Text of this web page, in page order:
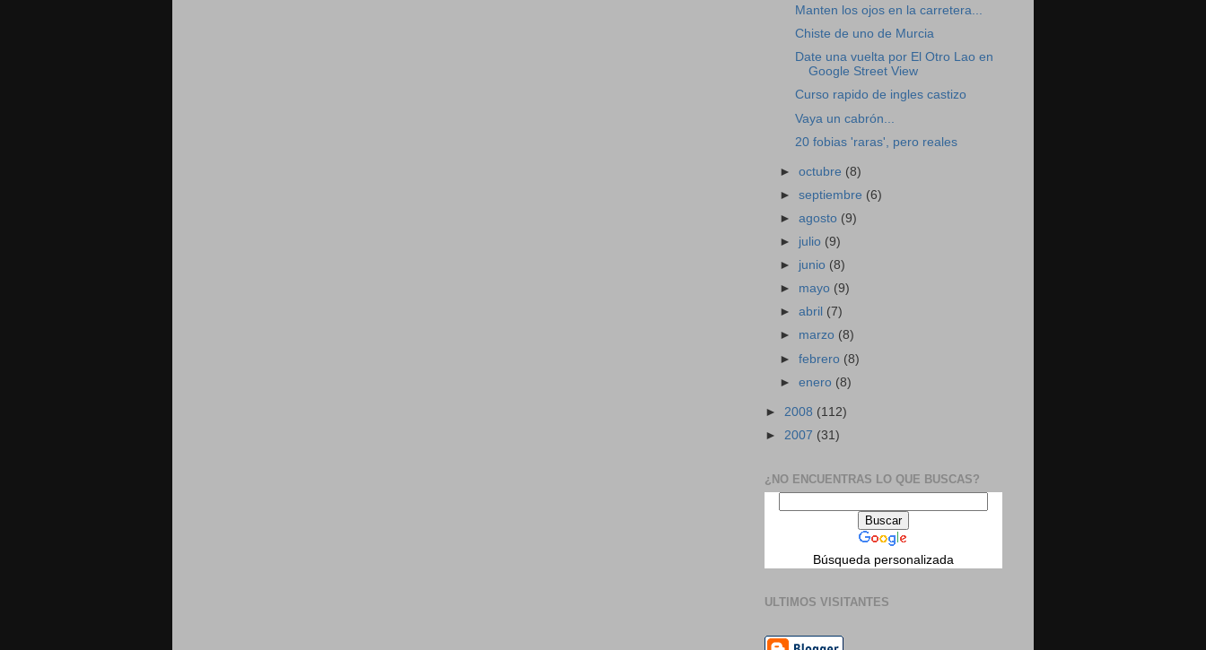
Manten los ojos en la carretera...
Chiste de uno de Murcia
Date una vuelta por El Otro Lao en
Google Street View
Curso rapido de ingles castizo
Vaya un cabrón...
20 fobias 'raras', pero reales
►octubre (8)
►septiembre (6)
►agosto (9)
► julio (9)
► junio (8)
► mayo (9)
►abril (7)
► marzo (8)
►febrero (8)
►enero (8)
► 2008 (112)
► 2007 (31)
¿NO ENCUENTRAS LO QUE BUSCAS?
Búsqueda personalizada
ULTIMOS VISITANTES